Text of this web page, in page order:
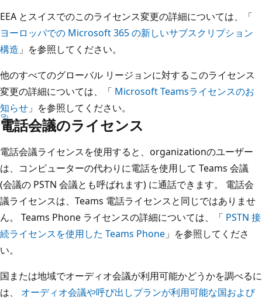
EEA とスイスでのこのライセンス変更の詳細については、「
ヨーロッパでの Microsoft 365 の新しいサブスクリプション
構造 」を参照してください。
他のすべてのグローバル リージョンに対するこのライセンス
変更の詳細については、「 Microsoft Teamsライセンスのお
知らせ 」を参照してください。
電話会議のライセンス
電話会議ライセンスを使用すると、organizationのユーザー
は、コンピューターの代わりに電話を使用して Teams 会議
(会議の PSTN 会議とも呼ばれます) に通話できます。 電話会
議ライセンスは、Teams 電話ライセンスと同じではありませ
ん。 Teams Phone ライセンスの詳細については、「 PSTN 接
続ライセンスを使用した Teams Phone 」を参照してくださ
い。
国または地域でオーディオ会議が利用可能かどうかを調べるに
は、 オーディオ会議や呼び出しプランが利用可能な国および